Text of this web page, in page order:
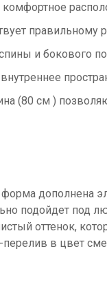
и бокового
(80 см )
форма
подойдет под
оттенок,
в цвет